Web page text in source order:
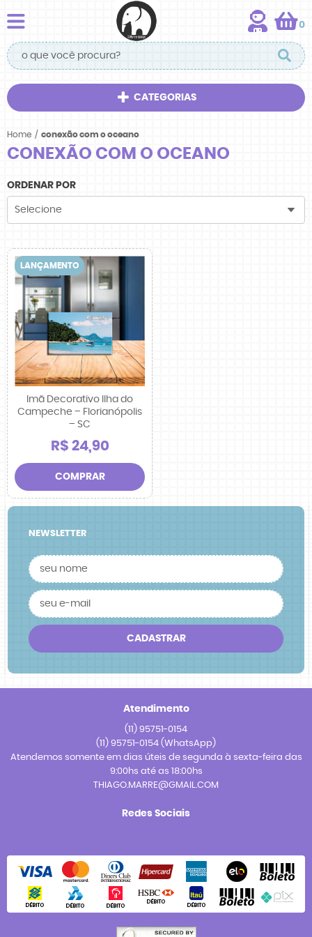
0
CATEGORIAS
CONEXÃO COM O OCEANO
Home conexão com o oceano
ORDENAR POR
Selecione
LANÇAMENTO
Imã Decorativo Ilha do
Campeche – Florianópolis
– SC
R$ 24,90
COMPRAR
NEWSLETTER
CADASTRAR
Atendimento
(11) 95751-0154
(11) 95751-0154 (WhatsApp)
Atendemos somente em dias úteis de segunda à sexta-feira das
9:00hs até as 18:00hs
THIAGO.MARRE@GMAIL.COM
Redes Sociais